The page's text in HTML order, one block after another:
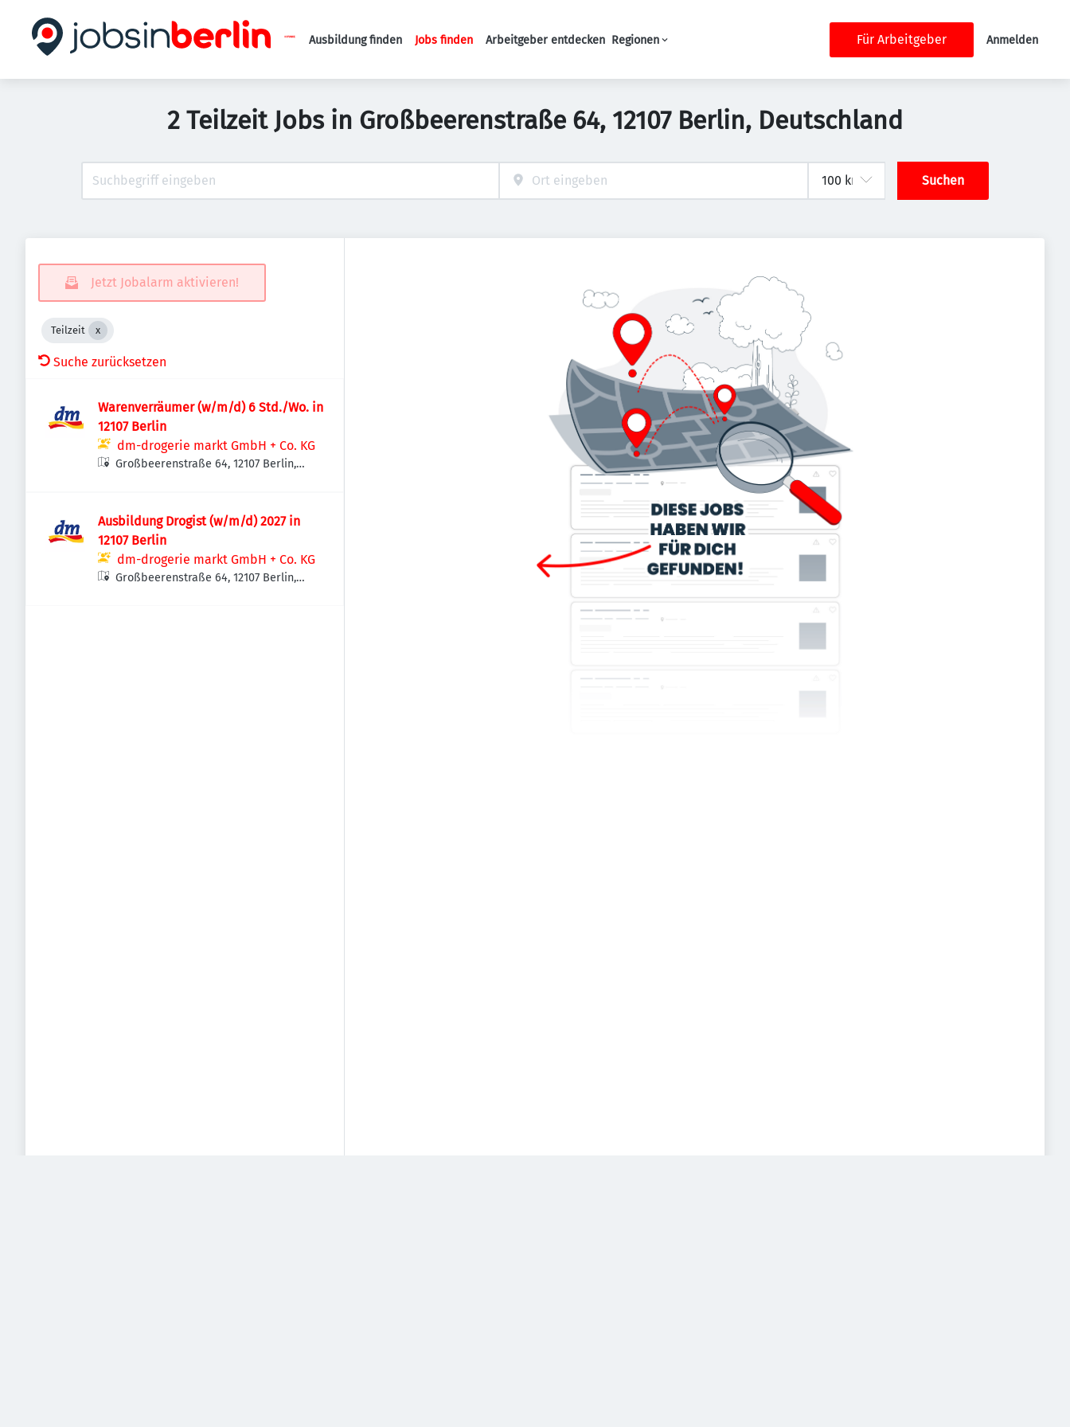
Haupt-Navigation
Ausbildung finden Jobs finden Arbeitgeber entdecken Regionen Für Arbeitgeber Anmelden
2 Teilzeit Jobs in Großbeerenstraße 64, 12107 Berlin, Deutschland
Suchen
Jetzt Jobalarm aktivieren!
Teilzeit
Suche zurücksetzen
Warenverräumer (w/m/d) 6 Std./Wo. in
12107 Berlin
dm-drogerie markt GmbH + Co. KG
Großbeerenstraße 64, 12107 Berlin,
Ausbildung Drogist (w/m/d) 2027 in
12107 Berlin
dm-drogerie markt GmbH + Co. KG
Großbeerenstraße 64, 12107 Berlin,